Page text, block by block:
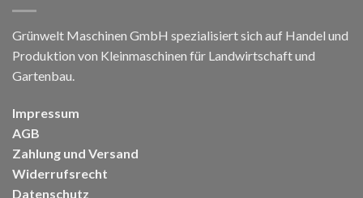
Grünwelt Maschinen GmbH spezialisiert sich auf Handel und
Produktion von Kleinmaschinen für Landwirtschaft und
Gartenbau.
Impressum
AGB
Zahlung und Versand
Widerrufsrecht
Datenschutz